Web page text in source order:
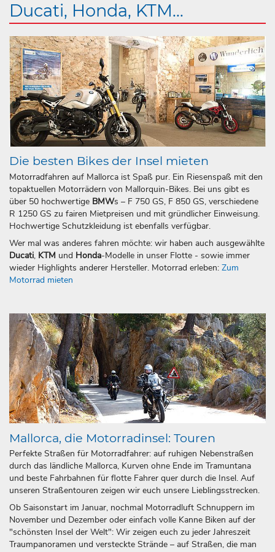
Ducati, Honda, KTM...
Die besten Bikes der Insel mieten
Motorradfahren auf Mallorca ist Spaß pur. Ein Riesenspaß mit den
topaktuellen Motorrädern von Mallorquin-Bikes. Bei uns gibt es
über 50 hochwertige BMWs – F 750 GS, F 850 GS, verschiedene
R 1250 GS zu fairen Mietpreisen und mit gründlicher Einweisung.
Hochwertige Schutzkleidung ist ebenfalls verfügbar.
Wer mal was anderes fahren möchte: wir haben auch ausgewählte
Ducati, KTM und Honda-Modelle in unser Flotte - sowie immer
wieder Highlights anderer Hersteller. Motorrad erleben: Zum
Motorrad mieten
Mallorca, die Motorradinsel: Touren
Perfekte Straßen für Motorradfahrer: auf ruhigen Nebenstraßen
durch das ländliche Mallorca, Kurven ohne Ende im Tramuntana
und beste Fahrbahnen für flotte Fahrer quer durch die Insel. Auf
unseren Straßentouren zeigen wir euch unsere Lieblingsstrecken.
Ob Saisonstart im Januar, nochmal Motorradluft Schnuppern im
November und Dezember oder einfach volle Kanne Biken auf der
"schönsten Insel der Welt": Wir zeigen euch zu jeder Jahreszeit
Traumpanoramen und versteckte Strände – auf Straßen, die man